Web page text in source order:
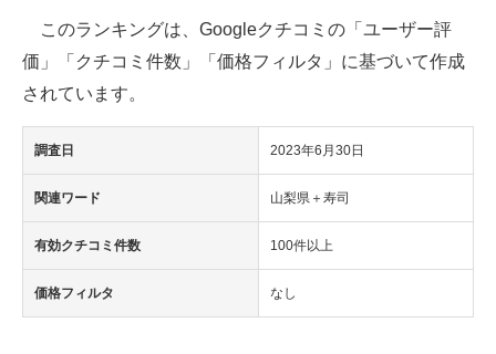
エネルギーの専門メディア
建設×テクノロジーの最前線
このランキングは、Googleクチコミの「ユーザー評
価」「クチコミ件数」「価格フィルタ」に基づいて作成
されています。
調査日 2023年6月30日
関連ワード 山梨県＋寿司
有効クチコミ件数 100件以上
価格フィルタ なし